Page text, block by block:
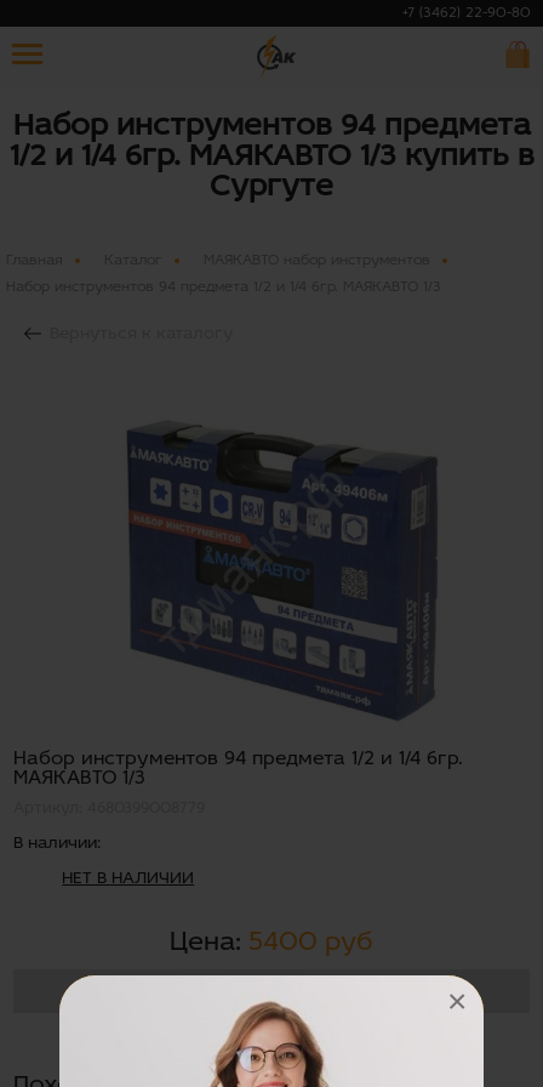
×
+7 (3462) 22-90-80
Набор инструментов 94 предмета
1/2 и 1/4 6гр. МАЯКАВТО 1/3 купить в
Сургуте
Главная
МАЯКАВТО набор инструментов
Набор инструментов 94 предмета 1/2 и 1/4 6гр. МАЯКАВТО 1/3
Набор инструментов 94 предмета 1/2 и 1/4 6гр.
МАЯКАВТО 1/3
В наличии:
НЕТ В НАЛИЧИИ
Цена: 5400 руб